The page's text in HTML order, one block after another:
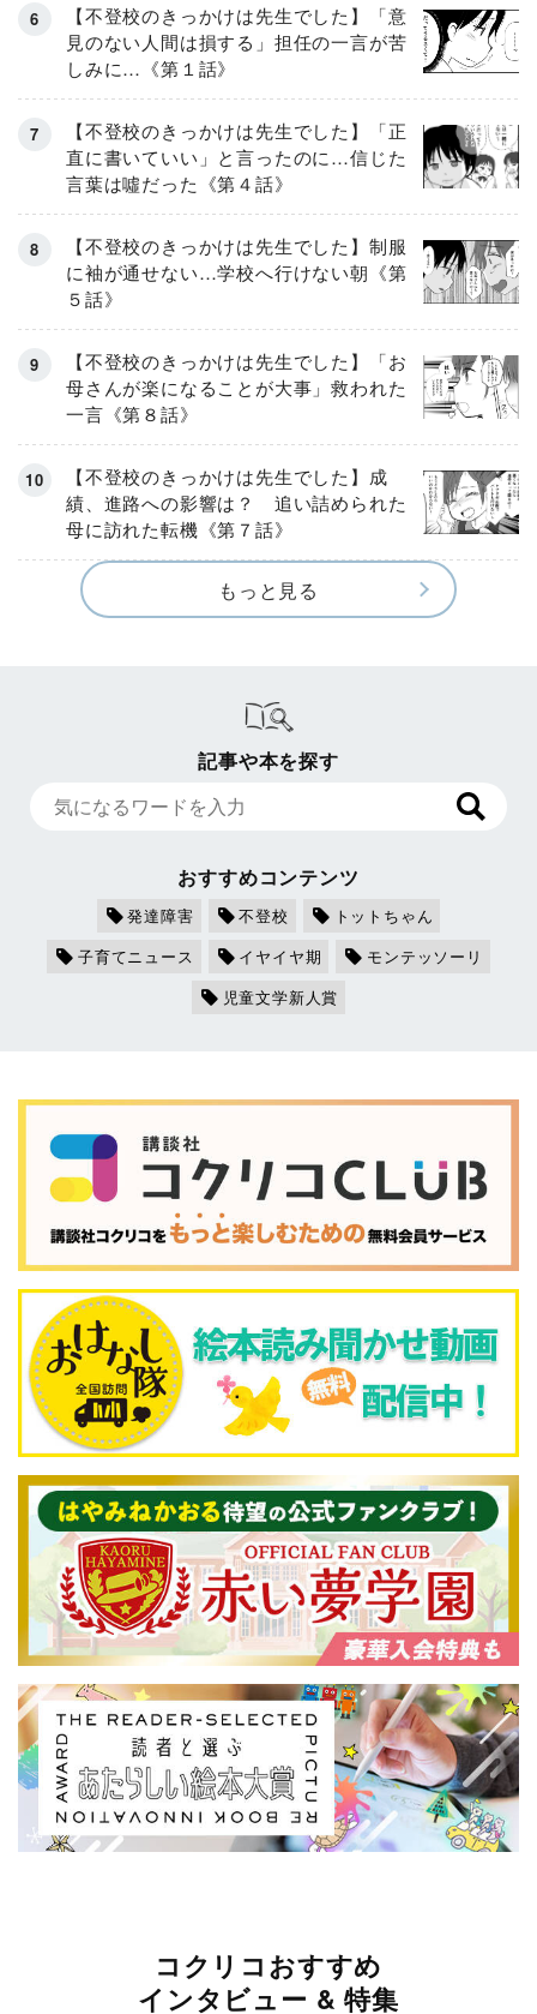
【不登校のきっかけは先生でした】「意
見のない人間は損する」担任の一言が苦
しみに…《第１話》
【不登校のきっかけは先生でした】「正
直に書いていい」と言ったのに…信じた
言葉は噓だった《第４話》
【不登校のきっかけは先生でした】制服
に袖が通せない…学校へ行けない朝《第
５話》
【不登校のきっかけは先生でした】「お
母さんが楽になることが大事」救われた
一言《第８話》
【不登校のきっかけは先生でした】成
績、進路への影響は？ 追い詰められた
母に訪れた転機《第７話》
もっと見る
記事や本を探す
おすすめコンテンツ
発達障害 不登校
トットちゃん
子育てニュース
イヤイヤ期
モンテッソーリ
児童文学新人賞
コクリコおすすめ
インタビュー & 特集